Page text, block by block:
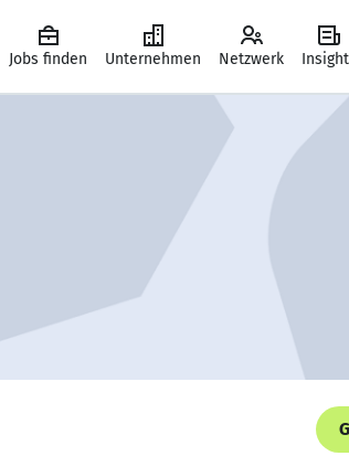
Jobs finden Unternehmen Netzwerk